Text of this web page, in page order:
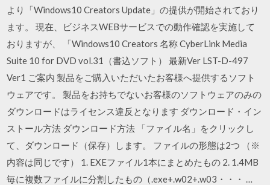
より「Windows10 Creators Update」の提供が開始されており
ます。 現在、ビジネスWEBサービスでの動作確認を実施して
おりますが、 「Windows10 Creators 名称 CyberLink Media
Suite 10 for DVD vol.31（書込ソフト） 最新Ver LST-D-497
Ver1 ご案内 製品をご購入いただいたお客様へ提供するソフト
ウェアです。 製品をお持ちでないお客様のソフトウェアのみの
ダウンロードはライセンス違反となります ダウンロード・イン
ストール方法 ダウンロード方法 「ファイル名」をクリックし
て、ダウンロード（保存）します。 ファイルの形態は2つ （※
内容は同じです） 1. EXEファイル1本にまとめたもの 2. 1.4MB
毎に複数ファイルに分割したもの（.exe+.w02+.w03・・・ …